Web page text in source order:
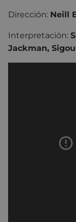
Dirección: Neill
Interpretación:
Jackman,